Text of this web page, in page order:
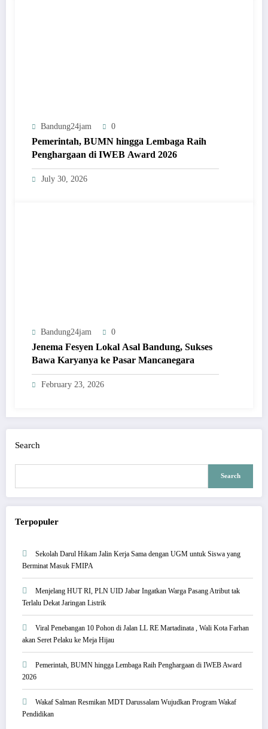
Bandung24jam 0
Pemerintah, BUMN hingga Lembaga Raih
Penghargaan di IWEB Award 2026
July 30, 2026
Bandung24jam 0
Jenema Fesyen Lokal Asal Bandung, Sukses
Bawa Karyanya ke Pasar Mancanegara
February 23, 2026
Search
Search
Terpopuler
Sekolah Darul Hikam Jalin Kerja Sama dengan UGM untuk Siswa yang
Berminat Masuk FMIPA
Menjelang HUT RI, PLN UID Jabar Ingatkan Warga Pasang Atribut tak
Terlalu Dekat Jaringan Listrik
Viral Penebangan 10 Pohon di Jalan LL RE Martadinata , Wali Kota Farhan
akan Seret Pelaku ke Meja Hijau
Pemerintah, BUMN hingga Lembaga Raih Penghargaan di IWEB Award
2026
Wakaf Salman Resmikan MDT Darussalam Wujudkan Program Wakaf
Pendidikan